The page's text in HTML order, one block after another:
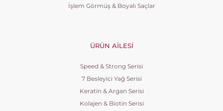
İşlem Görmüş & Boyalı Saçlar
ÜRÜN AILESI
Speed & Strong Serisi
7 Besleyici Yağ Serisi
Keratin & Argan Serisi
Kolajen & Biotin Serisi